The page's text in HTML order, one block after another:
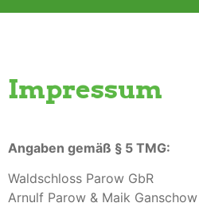
Impressum
Angaben gemäß § 5 TMG:
Waldschloss Parow GbR
Arnulf Parow & Maik Ganschow